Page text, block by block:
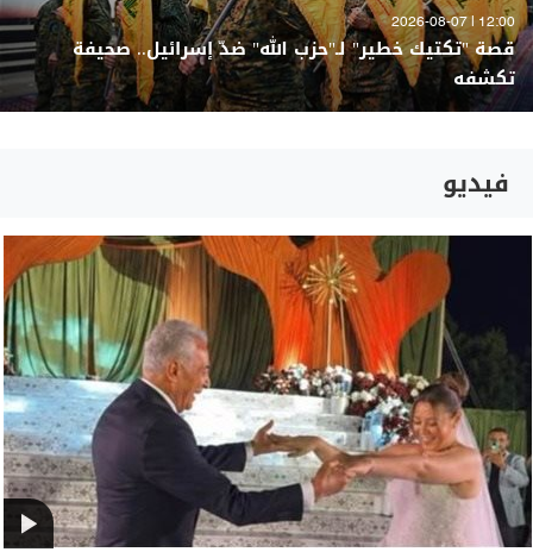
12:00 | 2026-08-07
قصة "تكتيك خطير" لـ"حزب الله" ضدّ إسرائيل.. صحيفة
تكشفه
فيديو